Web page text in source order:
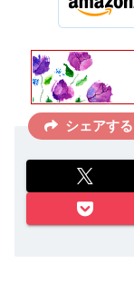
シェアする